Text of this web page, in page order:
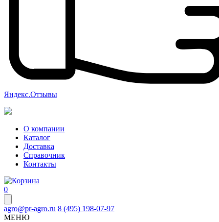
Яндекс.Отзывы
О компании
Каталог
Доставка
Справочник
Контакты
0
agro@pr-agro.ru 8 (495) 198-07-97
МЕНЮ